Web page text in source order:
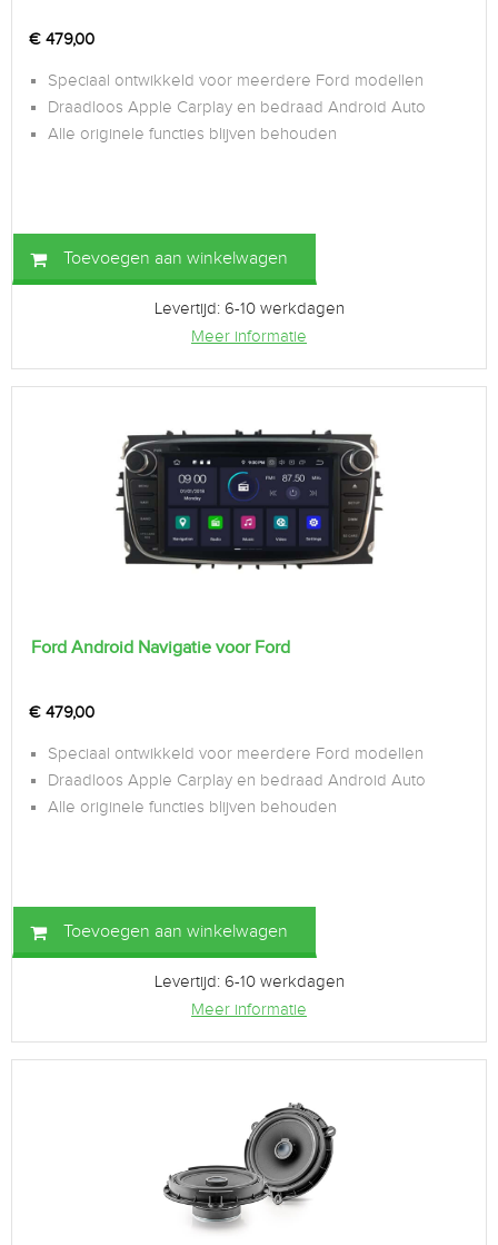
€ 479,00
Speciaal ontwikkeld voor meerdere Ford modellen
Draadloos Apple Carplay en bedraad Android Auto
Alle originele functies blijven behouden
Toevoegen aan winkelwagen
Levertijd: 6-10 werkdagen
Meer informatie
Ford Android Navigatie voor Ford
€ 479,00
Speciaal ontwikkeld voor meerdere Ford modellen
Draadloos Apple Carplay en bedraad Android Auto
Alle originele functies blijven behouden
Toevoegen aan winkelwagen
Levertijd: 6-10 werkdagen
Meer informatie